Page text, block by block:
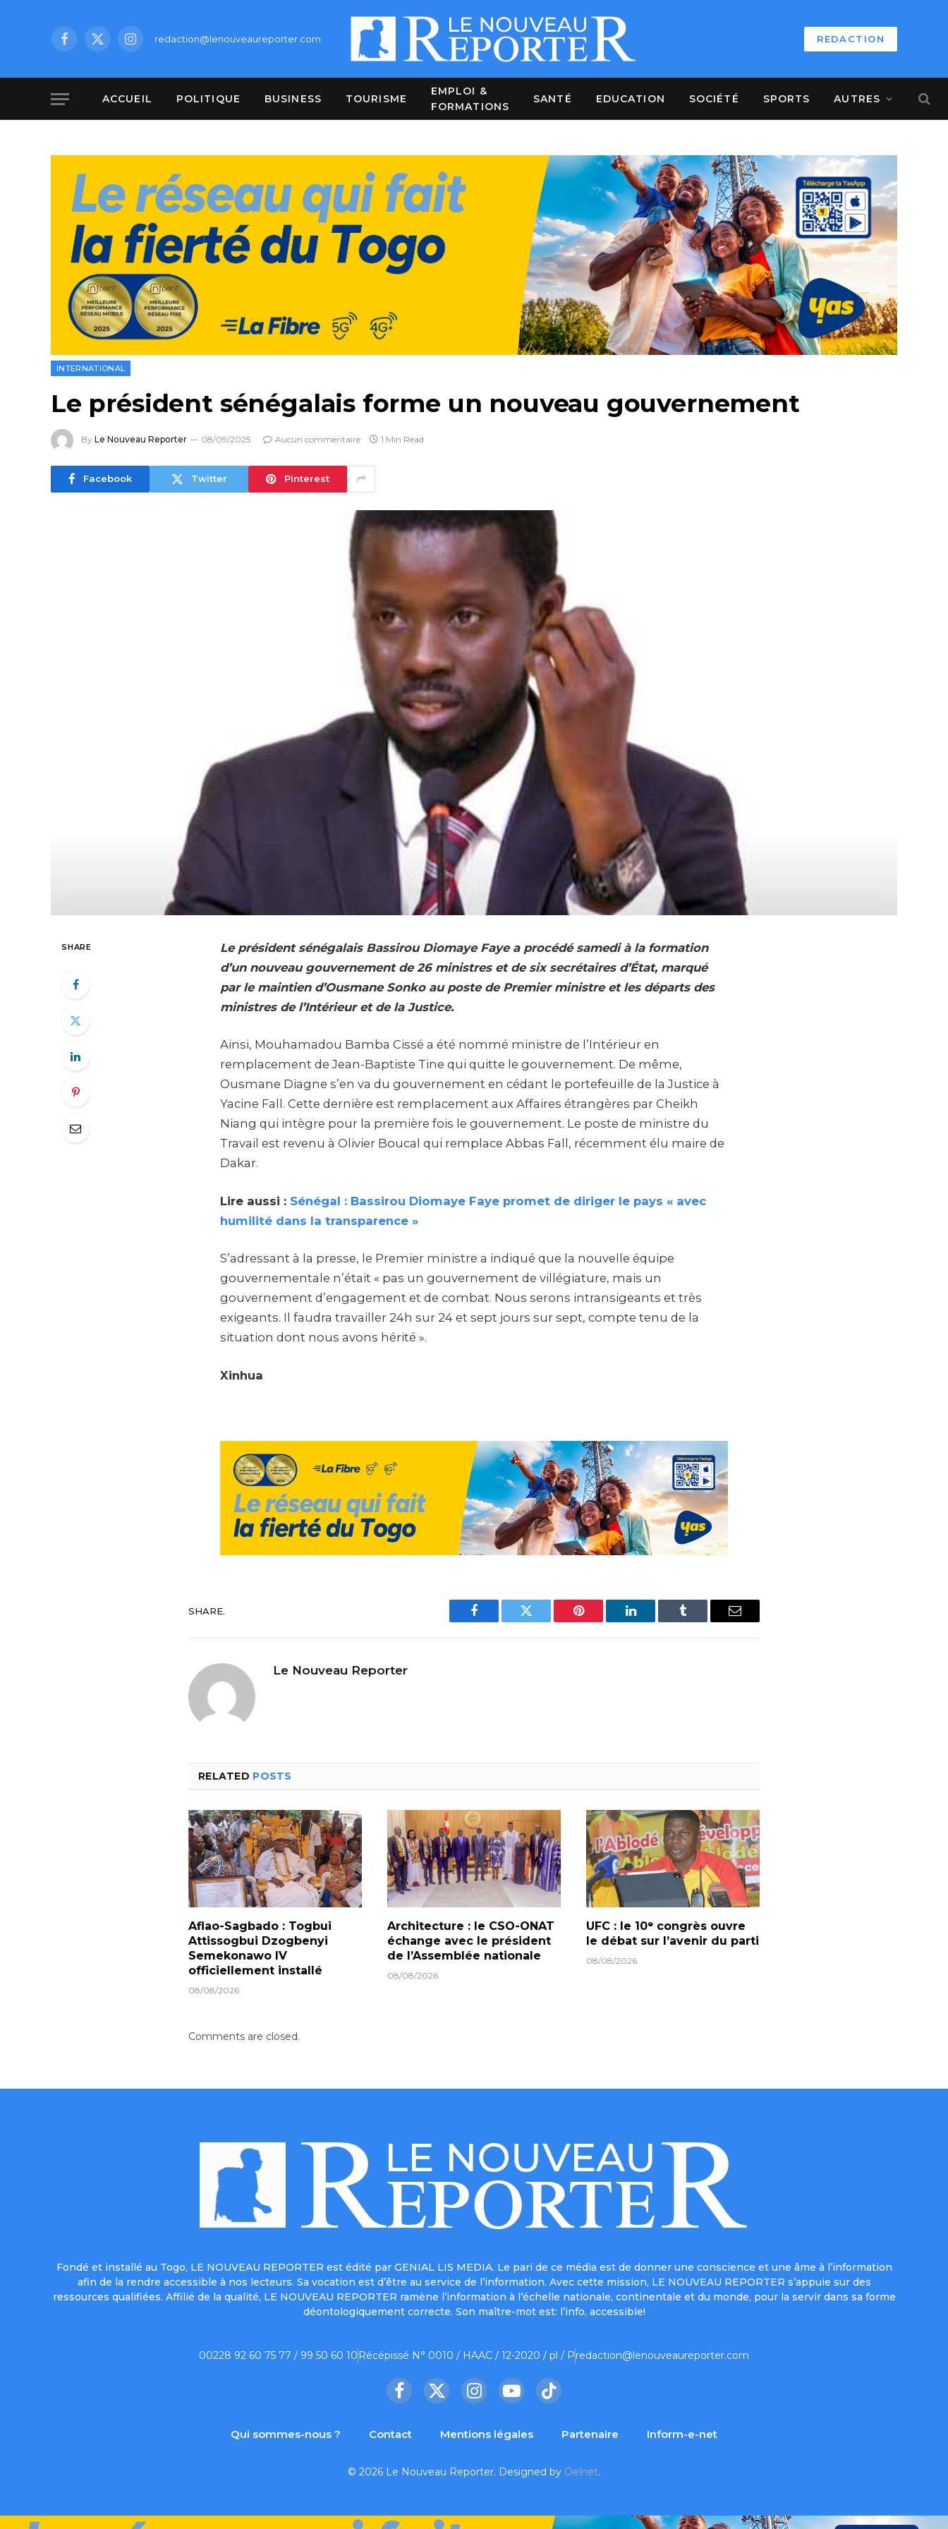
Facebook
X
Instagramredaction@lenouveaureporter.com REDACTION
ACCUEIL POLITIQUE BUSINESS TOURISME
EMPLOI &
FORMATIONS
SANTÉ EDUCATION SOCIÉTÉ SPORTS AUTRES
INTERNATIONAL
Le président sénégalais forme un nouveau gouvernement
By Le Nouveau Reporter 08/09/2025 Aucun commentaire 1 Min Read
Facebook Twitter Pinterest
SHARE
Le président sénégalais Bassirou Diomaye Faye a procédé samedi à la formation
d’un nouveau gouvernement de 26 ministres et de six secrétaires d’État, marqué
par le maintien d’Ousmane Sonko au poste de Premier ministre et les départs des
ministres de l’Intérieur et de la Justice.
Ainsi, Mouhamadou Bamba Cissé a été nommé ministre de l’Intérieur en
remplacement de Jean-Baptiste Tine qui quitte le gouvernement. De même,
Ousmane Diagne s’en va du gouvernement en cédant le portefeuille de la Justice à
Yacine Fall. Cette dernière est remplacement aux Affaires étrangères par Cheikh
Niang qui intègre pour la première fois le gouvernement. Le poste de ministre du
Travail est revenu à Olivier Boucal qui remplace Abbas Fall, récemment élu maire de
Dakar.
Lire aussi : Sénégal : Bassirou Diomaye Faye promet de diriger le pays « avec
humilité dans la transparence »
S’adressant à la presse, le Premier ministre a indiqué que la nouvelle équipe
gouvernementale n’était « pas un gouvernement de villégiature, mais un
gouvernement d’engagement et de combat. Nous serons intransigeants et très
exigeants. Il faudra travailler 24h sur 24 et sept jours sur sept, compte tenu de la
situation dont nous avons hérité ».
Xinhua
SHARE.
Facebook Twitter Pinterest LinkedIn Tumblr Email
Le Nouveau Reporter
RELATED POSTS
Aflao-Sagbado : Togbui
Attissogbui Dzogbenyi
Semekonawo IV
officiellement installé
08/08/2026
Architecture : le CSO-ONAT
échange avec le président
de l’Assemblée nationale
08/08/2026
UFC : le 10ᵉ congrès ouvre
le débat sur l’avenir du parti
08/08/2026
Comments are closed.
Fondé et installé au Togo, LE NOUVEAU REPORTER est édité par GENIAL LIS MEDIA. Le pari de ce média est de donner une conscience et une âme à l’information
afin de la rendre accessible à nos lecteurs. Sa vocation est d’être au service de l’information. Avec cette mission, LE NOUVEAU REPORTER s’appuie sur des
ressources qualifiées. Affilié de la qualité, LE NOUVEAU REPORTER ramène l’information à l’échelle nationale, continentale et du monde, pour la servir dans sa forme
déontologiquement correcte. Son maître-mot est: l’info, accessible!
00228 92 60 75 77 / 99 50 60 10 Récépissé N° 0010 / HAAC / 12-2020 / pl / Predaction@lenouveaureporter.com
Facebook
X
InstagramYouTubeTikTok
Qui sommes-nous ? Contact Mentions légales Partenaire Inform-e-net
© 2026 Le Nouveau Reporter. Designed by Oelnet.